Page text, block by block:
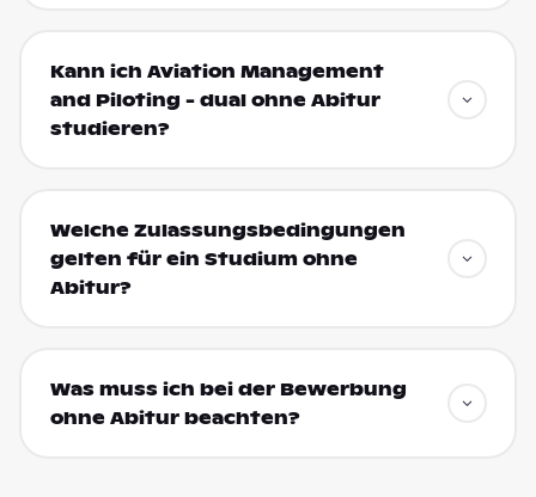
Kann ich Aviation Management
and Piloting - dual ohne Abitur
studieren?
Welche Zulassungsbedingungen
gelten für ein Studium ohne
Abitur?
Was muss ich bei der Bewerbung
ohne Abitur beachten?